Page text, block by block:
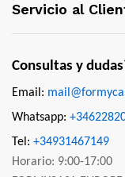
Servicio al
Consultas y
Email:
Whatsapp:
Tel: +34931467149
Horario: 9:00-17:00